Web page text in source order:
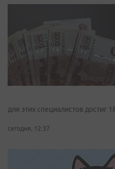
для этих специалистов достиг
сегодня, 12:37